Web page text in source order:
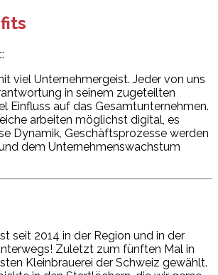
viel Unternehmergeist. Jeder von uns
in seinem zugeteilten
Einfluss auf das Gesamtunternehmen.
arbeiten möglichst digital, es
Dynamik, Geschäftsprozesse werden
dem Unternehmenswachstum
seit 2014 in der Region und in der
Zuletzt zum fünften Mal in
Kleinbrauerei der Schweiz gewählt.